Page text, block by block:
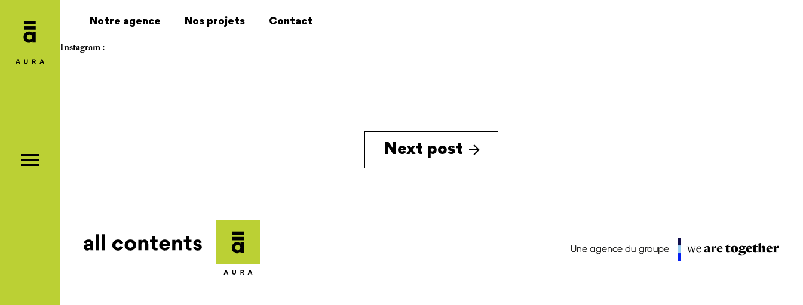
Notre agence Nos projets Contact
Instagram :
Next post